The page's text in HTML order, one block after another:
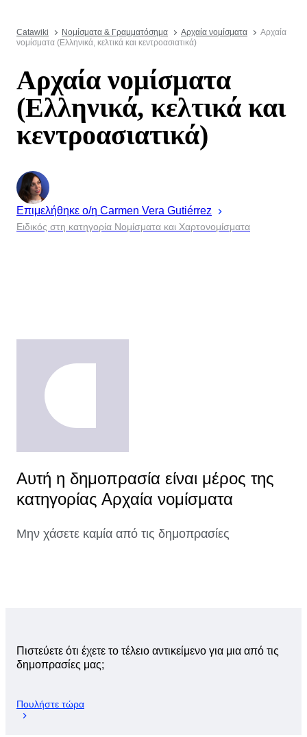
Catawiki Νομίσματα & Γραμματόσημα Αρχαία νομίσματα
Αρχαία
νομίσματα (Ελληνικά, κελτικά και κεντροασιατικά)
Αρχαία νομίσματα
(Ελληνικά, κελτικά και
κεντροασιατικά)
Επιμελήθηκε ο/η Carmen Vera Gutiérrez
Ειδικός στη κατηγορία Νομίσματα και Χαρτονομίσματα
Αυτή η δημοπρασία είναι μέρος της
κατηγορίας Αρχαία νομίσματα
Μην χάσετε καμία από τις δημοπρασίες
Πιστεύετε ότι έχετε το τέλειο αντικείμενο για μια από τις
δημοπρασίες μας;
Πουλήστε τώρα